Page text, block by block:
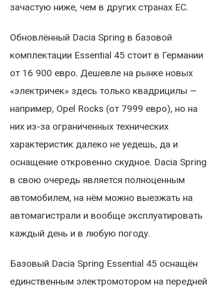
зачастую ниже, чем в других странах ЕС.
Обновлённый Dacia Spring в базовой
комплектации Essential 45 стоит в Германии
от 16 900 евро. Дешевле на рынке новых
«электричек» здесь только квадрицилы —
например, Opel Rocks (от 7999 евро), но на
них из-за ограниченных технических
характеристик далеко не уедешь, да и
оснащение откровенно скудное. Dacia Spring
в свою очередь является полноценным
автомобилем, на нём можно выезжать на
автомагистрали и вообще эксплуатировать
каждый день и в любую погоду.
Базовый Dacia Spring Essential 45 оснащён
единственным электромотором на передней